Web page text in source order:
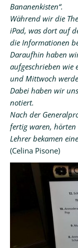
Bananenkisten“.
Während wir die
iPad, was dort auf
die Informationen
Daraufhin haben
aufgeschrieben wie
und Mittwoch
Dabei haben wir
notiert.
Nach der
fertig waren,
Lehrer bekamen
(Celina Pisone)